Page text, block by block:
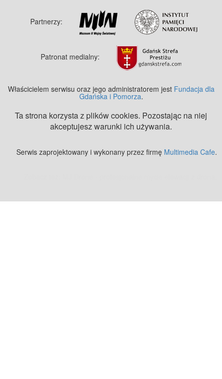
Partnerzy:
Patronat medialny:
Właścicielem serwisu oraz jego administratorem jest Fundacja dla
Gdańska i Pomorza.
Ta strona korzysta z plików cookies. Pozostając na niej
akceptujesz warunki ich używania.
Serwis zaprojektowany i wykonany przez firmę Multimedia Cafe.